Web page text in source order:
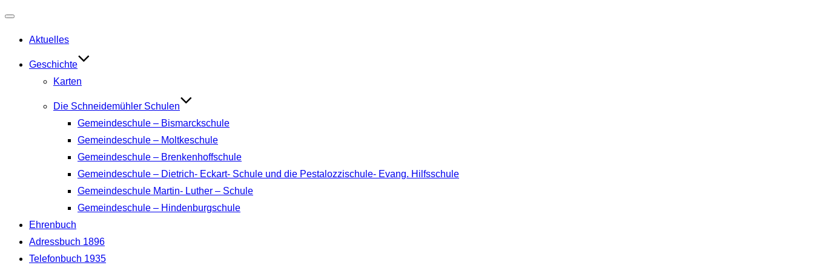
umschalten
Aktuelles
Geschichte
Karten
Die Schneidemühler Schulen
Gemeindeschule – Bismarckschule
Gemeindeschule – Moltkeschule
Gemeindeschule – Brenkenhoffschule
Gemeindeschule – Dietrich- Eckart- Schule und die Pestalozzischule- Evang. Hilfsschule
Gemeindeschule Martin- Luther – Schule
Gemeindeschule – Hindenburgschule
Ehrenbuch
Adressbuch 1896
Telefonbuch 1935